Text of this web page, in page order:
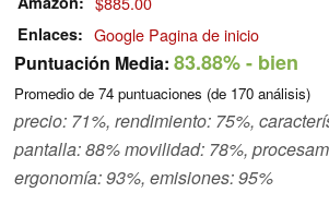
Enlaces Google Pagina de inicio
Puntuación Media: 83.88%- bien
Promedio de 74 puntuaciones (de 170 análisis)
precio: 71%, rendimiento: 75%,
pantalla: 88% movilidad: 78%,
ergonomía: 93%, emisiones: 95%